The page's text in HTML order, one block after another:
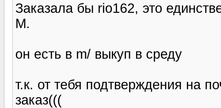
Заказала бы rio162, это
М.
он есть в m/ выкуп в среду
т.к. от тебя подтверждения на
заказ(((